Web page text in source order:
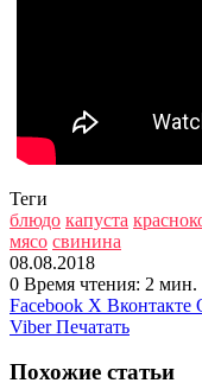
Теги
блюдо капуста
мясо свинина
08.08.2018
0 Время чтения: 2 мин.
Facebook X Вконтакте
Viber Печатать
Похожие статьи